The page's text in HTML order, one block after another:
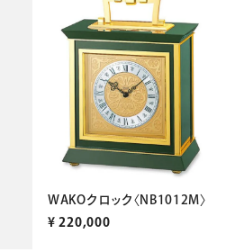
WAKOクロック〈NB1012M〉
¥ 220,000